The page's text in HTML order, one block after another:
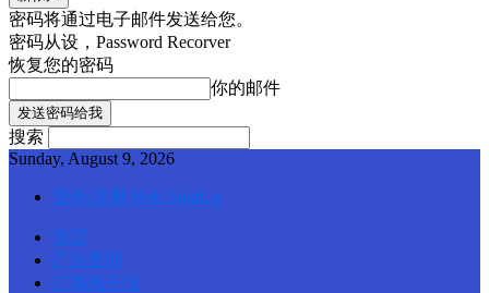
密码将通过电子邮件发送给您。
密码从设，Password Recorver
恢复您的密码
你的邮件
搜索
Sunday, August 9, 2026
登录/注册 Web SignUp
首页
广告查询
订阅电子报